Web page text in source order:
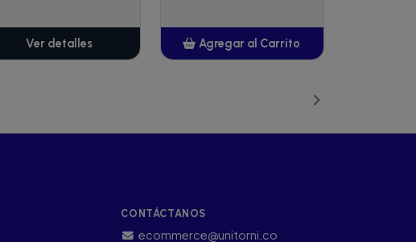
Ver detalles Agregar al Carrito
CONTÁCTANOS
ecommerce@unitorni.co